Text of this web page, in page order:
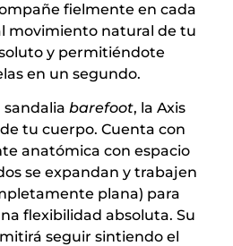
fielmente en cada
movimiento natural de tu
y permitiéndote
en un segundo.
sandalia barefoot, la Axis
tu cuerpo. Cuenta con
anatómica con espacio
se expandan y trabajen
plana) para
flexibilidad absoluta. Su
seguir sintiendo el